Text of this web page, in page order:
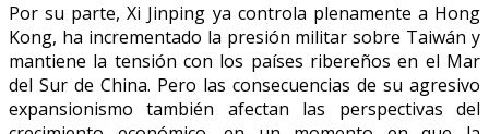
Por su parte, Xi Jinping ya controla plenamente a Hong
Kong, ha incrementado la presión militar sobre Taiwán y
mantiene la tensión con los países ribereños en el Mar
del Sur de China. Pero las consecuencias de su agresivo
expansionismo también afectan las perspectivas del